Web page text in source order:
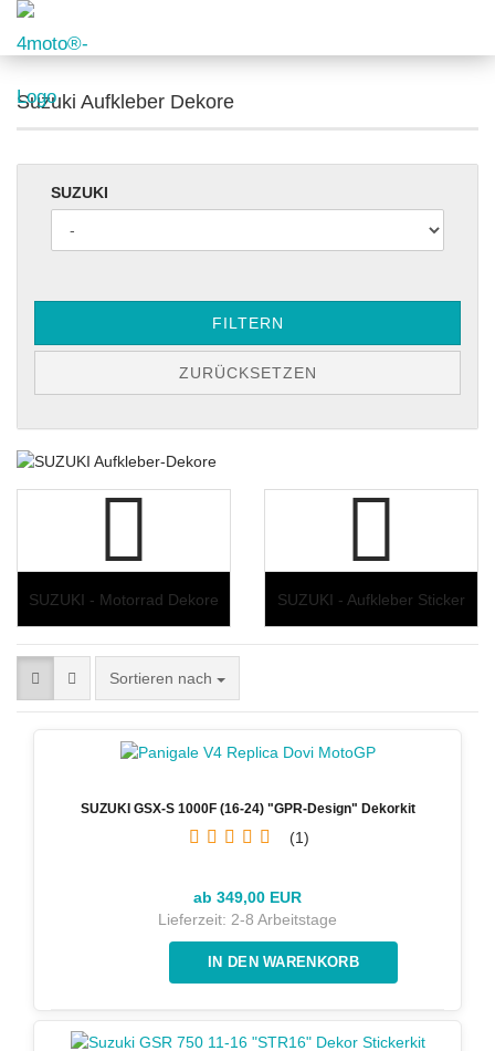
Suzuki Aufkleber Dekore
SUZUKI
FILTERN
ZURÜCKSETZEN
SUZUKI - Motorrad Dekore SUZUKI - Aufkleber Sticker
Sortieren nach
SUZUKI GSX-S 1000F (16-24) "GPR-Design" Dekorkit
1
ab 349,00 EUR
Lieferzeit: 2-8 Arbeitstage